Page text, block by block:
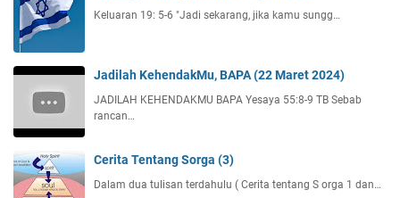
Keluaran 19: 5-6 "Jadi sekarang, jika kamu sungg…
Jadilah KehendakMu, BAPA (22 Maret 2024)
JADILAH KEHENDAKMU BAPA Yesaya 55:8-9 TB Sebab
rancan…
Cerita Tentang Sorga (3)
Dalam dua tulisan terdahulu ( Cerita tentang S orga 1 dan…